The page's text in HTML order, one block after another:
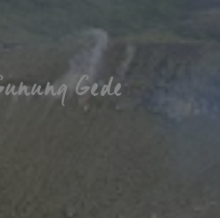
Gede